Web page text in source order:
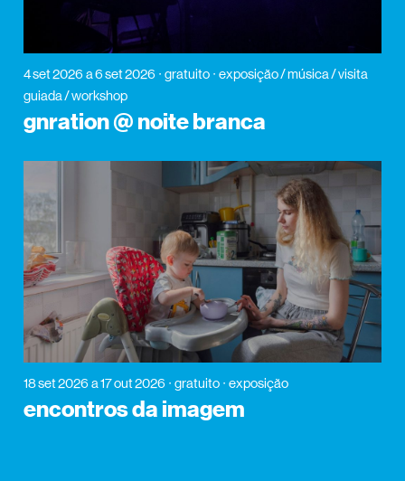
4 set 2026 a 6 set 2026 gratuito
exposição / música / visita
guiada / workshop
gnration @ noite branca
18 set 2026 a 17 out 2026 gratuito exposição
encontros da imagem